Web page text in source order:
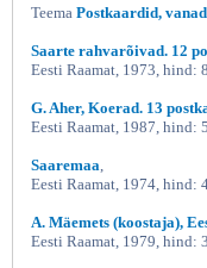
Saaremaa,
Teema Postkaardid,
Saarte rahvarõivad. 12
Eesti Raamat, 1973, hind:
G. Aher, Koerad. 13
Eesti Raamat, 1987, hind:
Saaremaa
Eesti Raamat, 1974, hind:
A. Mäemets (koostaja),
Eesti Raamat, 1979, hind: